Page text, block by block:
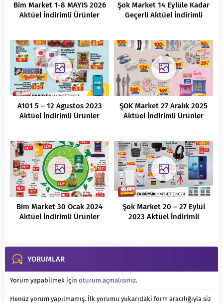
Bim Market 1-8 MAYIS 2026
Aktüel İndirimli Ürünler
Şok Market 14 Eylüle Kadar
Geçerli Aktüel İndirimli
A101 5 – 12 Agustos 2023
Aktüel İndirimli Ürünler
ŞOK Market 27 Aralık 2025
Aktüel İndirimli Ürünler
Bim Market 30 Ocak 2024
Aktüel İndirimli Ürünler
Şok Market 20 – 27 Eylül
2023 Aktüel İndirimli
YORUMLAR
Yorum yapabilmek için oturum açmalısınız.
Henüz yorum yapılmamış. İlk yorumu yukarıdaki form aracılığıyla siz